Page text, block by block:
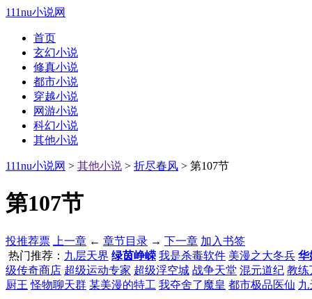
111nu小说网
首页
玄幻小说
修真小说
都市小说
穿越小说
网游小说
科幻小说
其他小说
111nu小说网 > 其他小说 > 折尽春风 > 第107节
第107节
投推荐票 上一章 ← 章节目录 → 下一章 加入书签
热门推荐： 九层天界 绿茵峥嵘 我是杀毒软件 美漫之大冬兵 华
级传奇商店 超级运动专家 超级浮空城 战争天堂 混元道纪 教练
厨王 怪物聊天群 某美漫的特工 我夺舍了魔皇 都市极品医仙 九